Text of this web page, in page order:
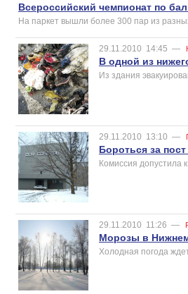
Всероссийский чемпионат по
На паркет вышли более 300 пар из
29.11.2010 14:45 —
В одной из
Из здания
29.11.2010 13:10 —
Бороться за
Комиссия допустила
29.11.2010 11:26 —
Морозы в
Холодная погода